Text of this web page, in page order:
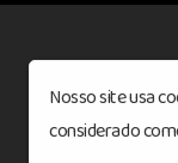
Nosso site usa
considerado
©